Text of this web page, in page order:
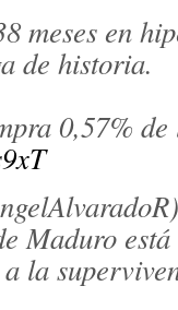
meses en
de historia.
0,57%
Maduro
la